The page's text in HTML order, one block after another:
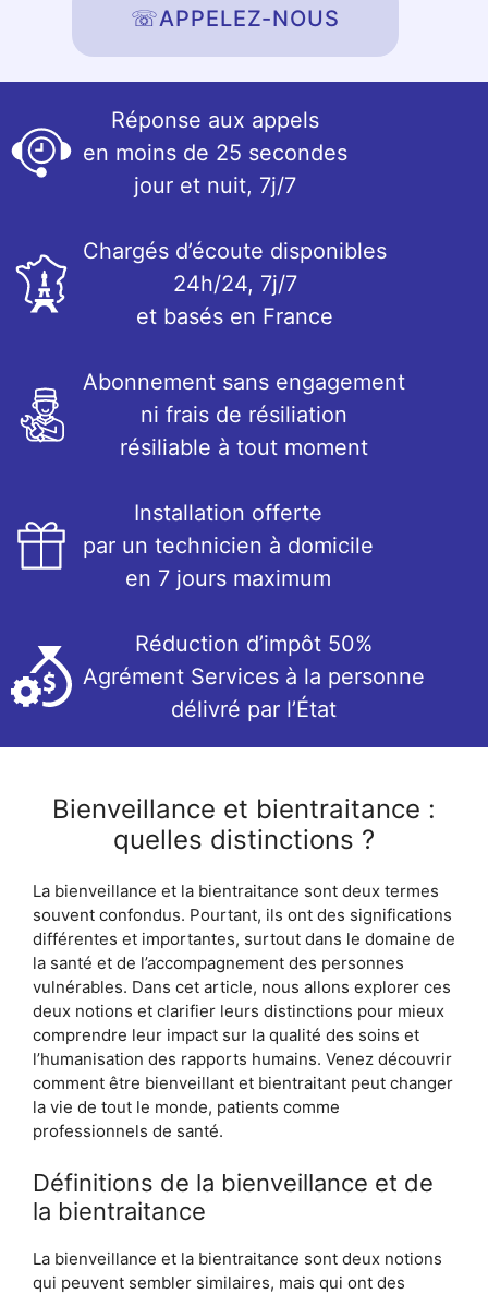
☏APPELEZ-NOUS
Réponse aux appels
en moins de 25 secondes
jour et nuit, 7j/7
Chargés d’écoute disponibles
24h/24, 7j/7
et basés en France
Abonnement sans engagement
ni frais de résiliation
résiliable à tout moment
Installation offerte
par un technicien à domicile
en 7 jours maximum
Réduction d’impôt 50%
Agrément Services à la personne
délivré par l’État
Bienveillance et bientraitance :
quelles distinctions ?
La bienveillance et la bientraitance sont deux termes
souvent confondus. Pourtant, ils ont des significations
différentes et importantes, surtout dans le domaine de
la santé et de l’accompagnement des personnes
vulnérables. Dans cet article, nous allons explorer ces
deux notions et clarifier leurs distinctions pour mieux
comprendre leur impact sur la qualité des soins et
l’humanisation des rapports humains. Venez découvrir
comment être bienveillant et bientraitant peut changer
la vie de tout le monde, patients comme
professionnels de santé.
Définitions de la bienveillance et de
la bientraitance
La bienveillance et la bientraitance sont deux notions
qui peuvent sembler similaires, mais qui ont des